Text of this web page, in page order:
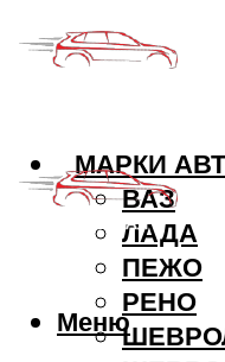
МАРКИ
ВАЗ
ЛАДА
ПЕЖО
РЕНО
Меню